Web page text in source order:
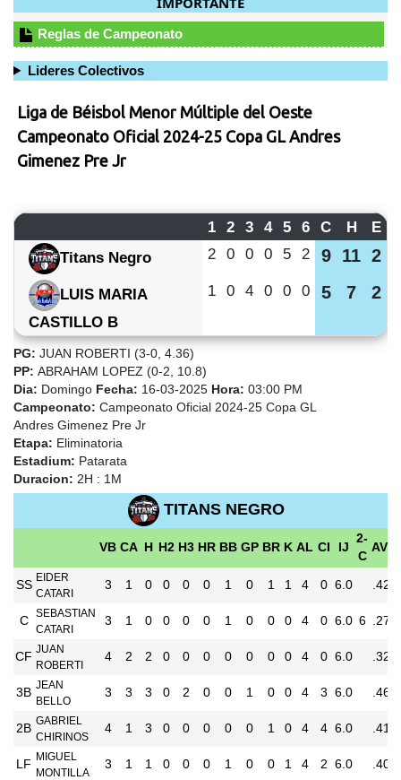
Reglas de Campeonato
Lideres Colectivos
Liga de Béisbol Menor Múltiple del Oeste
Campeonato Oficial 2024-25 Copa GL Andres
Gimenez Pre Jr
1 2 3 4 5 6 C H
E
Titans Negro
2 0 0 0 5 2 9 11 2
LUIS MARIA
CASTILLO B
1 0 4 0 0 0 5 7 2
PG: JUAN ROBERTI (3-0, 4.36)
PP: ABRAHAM LOPEZ (0-2, 10.8)
Dia: Domingo Fecha: 16-03-2025 Hora: 03:00 PM
Campeonato: Campeonato Oficial 2024-25 Copa GL
Andres Gimenez Pre Jr
Etapa: Eliminatoria
Estadium: Patarata
Duracion: 2H : 1M
TITANS NEGRO
VB CA H H2 H3 HR BB GP BR K AL CI IJ
2-
C
AVG
SS
EIDER
CATARI
3 1 0 0 0 0 1 0 1 1 4 0 6.0 .423
C
SEBASTIAN
CATARI
3 1 0 0 0 0 1 0 0 0 4 0 6.0 6 .271
CF
JUAN
ROBERTI
4 2 2 0 0 0 0 0 0 0 4 0 6.0 .326
3B
JEAN
BELLO
3 3 3 0 2 0 0 1 0 0 4 3 6.0 .464
2B
GABRIEL
CHIRINOS
4 1 3 0 0 0 0 0 1 0 4 4 6.0 .414
LF
MIGUEL
MONTILLA
3 1 1 0 0 0 1 0 0 1 4 2 6.0 .404